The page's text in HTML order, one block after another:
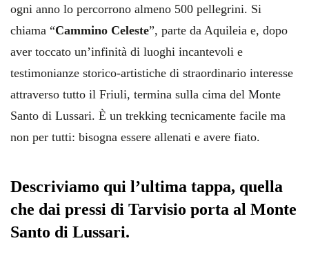
ogni anno lo percorrono almeno 500 pellegrini. Si
chiama “Cammino Celeste”, parte da Aquileia e, dopo
aver toccato un’infinità di luoghi incantevoli e
testimonianze storico-artistiche di straordinario interesse
attraverso tutto il Friuli, termina sulla cima del Monte
Santo di Lussari. È un trekking tecnicamente facile ma
non per tutti: bisogna essere allenati e avere fiato.
Descriviamo qui l’ultima tappa, quella
che dai pressi di Tarvisio porta al Monte
Santo di Lussari.